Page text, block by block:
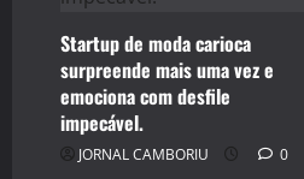
RIBEIRÃO
PIRES
Startup de moda carioca
surpreende mais uma vez e
emociona com desfile
impecável.
JORNAL CAMBORIU 0